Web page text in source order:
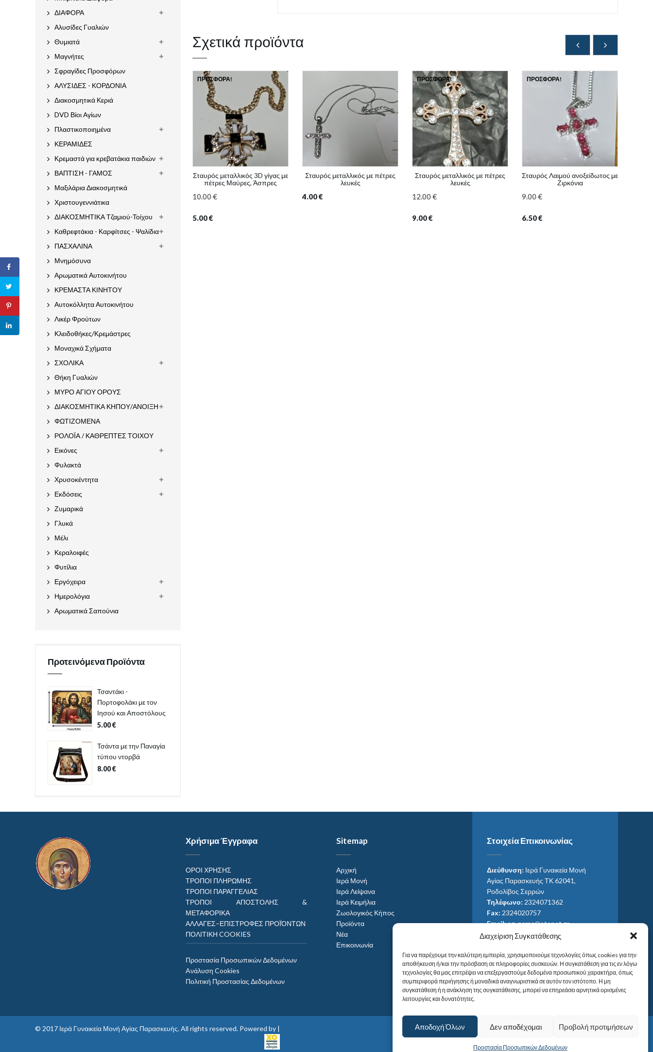
Διαχείριση Συγκατάθεσης
Για να παρέχουμε την καλύτερη εμπειρία, χρησιμοποιούμε τεχνολογίες όπως cookies για την
αποθήκευση ή/και την πρόσβαση σε πληροφορίες συσκευών. Η συγκατάθεση για τις εν λόγω
τεχνολογίες θα μας επιτρέψει να επεξεργαστούμε δεδομένα προσωπικού χαρακτήρα, όπως
συμπεριφορά περιήγησης ή μοναδικά αναγνωριστικά σε αυτόν τον ιστότοπο. Η μη
συγκατάθεση ή η ανάκληση της συγκατάθεσης, μπορεί να επηρεάσει αρνητικά ορισμένες
λειτουργίες και δυνατότητες.
Αποδοχή Όλων Δεν αποδέχομαι Προβολή προτιμήσεων
Προστασία Προσωπικών Δεδομένων
Σχετικά προϊόντα
ΠΡΟΣΦΟΡΆ!
Σταυρός μεταλλικός 3D γίγας με
πέτρες Μαύρες, Άσπρες
10.00€
5.00€
Σταυρός μεταλλικός με πέτρες
λευκές
4.00€
ΠΡΟΣΦΟΡΆ!
Σταυρός μεταλλικός με πέτρες
λευκές
12.00€
9.00€
ΠΡΟΣΦΟΡΆ!
Σταυρός Λαιμού ανοξείδωτος με
Ζιρκόνια
9.00€
6.50€
ΔΙΑΦΟΡΑ
Αλυσίδες Γυαλιών
Θυμιατά
Μαγνήτες
Σφραγίδες Προσφόρων
ΑΛΥΣΙΔΕΣ - ΚΟΡΔΟΝΙΑ
Διακοσμητικά Κεριά
DVD Βίοι Αγίων
Πλαστικοποιημένα
ΚΕΡΑΜΙΔΕΣ
Κρεμαστά για κρεβατάκια παιδιών
ΒΑΠΤΙΣΗ - ΓΑΜΟΣ
Μαξιλάρια Διακοσμητικά
Χριστουγεννιάτικα
ΔΙΑΚΟΣΜΗΤΙΚΑ Τζαμιού-Τοίχου
Καθρεφτάκια - Καρφίτσες - Ψαλίδια
ΠΑΣΧΑΛΙΝΑ
Μνημόσυνα
Αρωματικά Αυτοκινήτου
ΚΡΕΜΑΣΤΑ ΚΙΝΗΤΟΥ
Αυτοκόλλητα Αυτοκινήτου
Λικέρ Φρούτων
Κλειδοθήκες/Κρεμάστρες
Μοναχικά Σχήματα
ΣΧΟΛΙΚΑ
Θήκη Γυαλιών
ΜΥΡΟ ΑΓΙΟΥ ΟΡΟΥΣ
ΔΙΑΚΟΣΜΗΤΙΚΑ ΚΗΠΟΥ/ΑΝΟΙΞΗ
ΦΩΤΙΖΟΜΕΝΑ
ΡΟΛΟΪΑ / ΚΑΘΡΕΠΤΕΣ ΤΟΙΧΟΥ
Εικόνες
Φυλακτά
Χρυσοκέντητα
Εκδόσεις
Ζυμαρικά
Γλυκά
Μέλι
Κεραλοιφές
Φυτίλια
Εργόχειρα
Ημερολόγια
Αρωματικά Σαπούνια
Προτεινόμενα Προϊόντα
Τσαντάκι -
Πορτοφολάκι με τον
Ιησού και Αποστόλους
5.00€
Τσάντα με την Παναγία
τύπου ντορβά
8.00€
Χρήσιμα Έγγραφα
ΟΡΟΙ ΧΡΗΣΗΣ
ΤΡΟΠΟΙ ΠΛΗΡΩΜΗΣ
ΤΡΟΠΟΙ ΠΑΡΑΓΓΕΛΙΑΣ
ΤΡΟΠΟΙ ΑΠΟΣΤΟΛΗΣ &
ΜΕΤΑΦΟΡΙΚΑ
ΑΛΛΑΓΕΣ–ΕΠΙΣΤΡΟΦΕΣ ΠΡΟΪΌΝΤΩΝ
ΠΟΛΙΤΙΚΗ COOKIES
Προστασία Προσωπικών Δεδομένων
Aνάλυση Cookies
Πολιτική Προστασίας Δεδομένων
Sitemap
Αρχική
Ιερά Μονή
Ιερά Λείψανα
Ιερά Κειμήλια
Ζωολογικός Κήπος
Προϊόντα
Νέα
Επικοινωνία
Στοιχεία Επικοινωνίας
Διεύθυνση: Ιερά Γυναικεία Μονή
Αγίας Παρασκευής ΤΚ 62041,
Ροδολίβος Σερρών
Τηλέφωνο: 2324071362
Fax: 2324020757
Email:ag_paras@otenet.gr
Email:info@im-agparaskevis.gr
Από ανατολή έως και δύση του ηλίου.
© 2017 Ιερά Γυναικεία Μονή Αγίας Παρασκευής. All rights reserved. Powered by |